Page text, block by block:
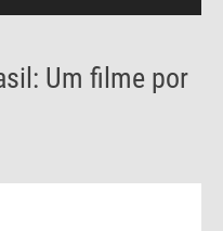
Um filme por